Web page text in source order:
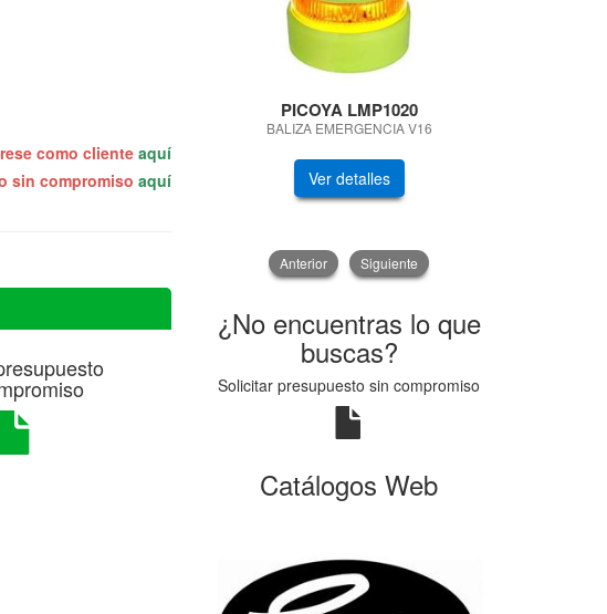
como cliente aquí
sin compromiso aquí
PICOYA LMP1020
BALIZA EMERGENCIA V16
Ver detalles
Anterior Siguiente
¿No encuentras lo que
buscas?
Solicitar presupuesto sin compromiso
Catálogos Web